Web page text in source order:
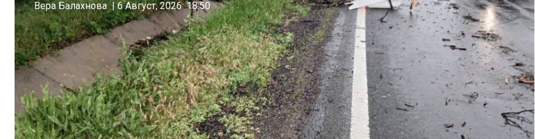
Вера Балахнова | 6 Август, 2026 18:50